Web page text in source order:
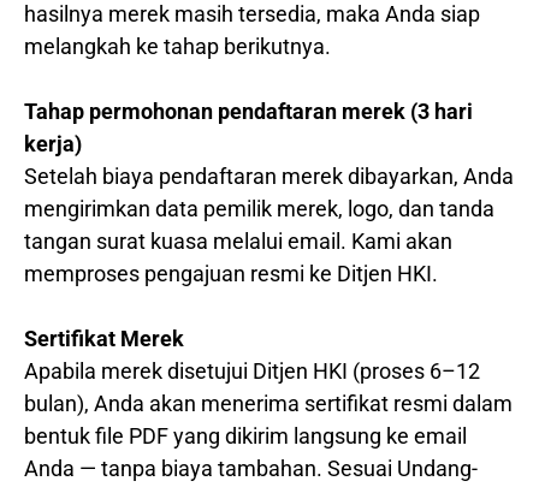
hasilnya merek masih tersedia, maka Anda siap
melangkah ke tahap berikutnya.
Tahap permohonan pendaftaran merek (3 hari
kerja)
Setelah biaya pendaftaran merek dibayarkan, Anda
mengirimkan data pemilik merek, logo, dan tanda
tangan surat kuasa melalui email. Kami akan
memproses pengajuan resmi ke Ditjen HKI.
Sertifikat Merek
Apabila merek disetujui Ditjen HKI (proses 6–12
bulan), Anda akan menerima sertifikat resmi dalam
bentuk file PDF yang dikirim langsung ke email
Anda — tanpa biaya tambahan. Sesuai Undang-